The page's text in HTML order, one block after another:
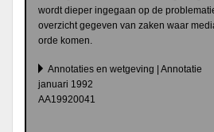
wordt dieper ingegaan op de
overzicht gegeven van zaken waar
orde komen.
Annotaties en wetgeving | Annotatie
januari 1992
AA19920041